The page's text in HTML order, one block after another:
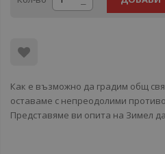
Как е възможно да градим общ
оставаме с непреодолими
Представяме ви опита на Зимел